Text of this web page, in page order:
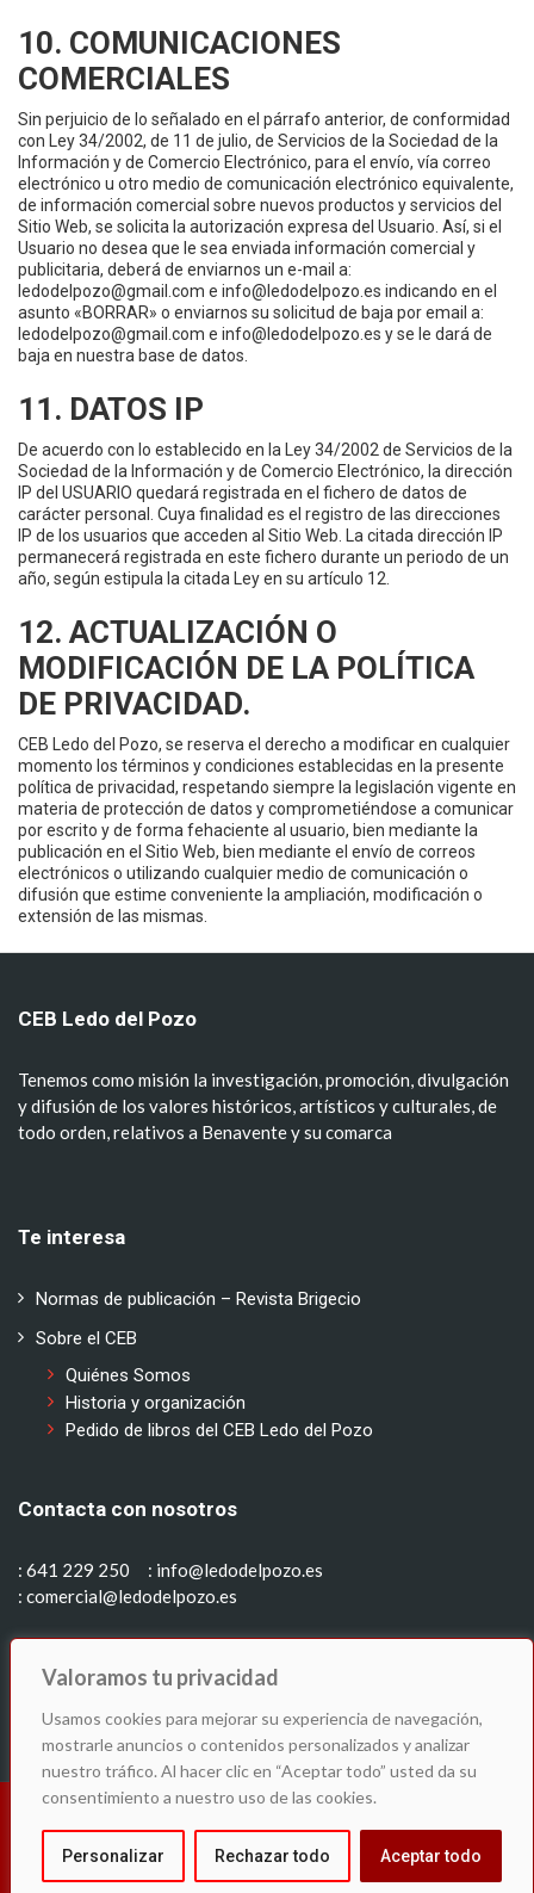
Valoramos tu privacidad
Usamos cookies para mejorar su experiencia de navegación,
mostrarle anuncios o contenidos personalizados y analizar
nuestro tráfico. Al hacer clic en “Aceptar todo” usted da su
consentimiento a nuestro uso de las cookies.
Personalizar Rechazar todo Aceptar todo
10. COMUNICACIONES
COMERCIALES
Sin perjuicio de lo señalado en el párrafo anterior, de conformidad
con Ley 34/2002, de 11 de julio, de Servicios de la Sociedad de la
Información y de Comercio Electrónico, para el envío, vía correo
electrónico u otro medio de comunicación electrónico equivalente,
de información comercial sobre nuevos productos y servicios del
Sitio Web, se solicita la autorización expresa del Usuario. Así, si el
Usuario no desea que le sea enviada información comercial y
publicitaria, deberá de enviarnos un e-mail a:
ledodelpozo@gmail.com e info@ledodelpozo.es indicando en el
asunto «BORRAR» o enviarnos su solicitud de baja por email a:
ledodelpozo@gmail.com e info@ledodelpozo.es y se le dará de
baja en nuestra base de datos.
11. DATOS IP
De acuerdo con lo establecido en la Ley 34/2002 de Servicios de la
Sociedad de la Información y de Comercio Electrónico, la dirección
IP del USUARIO quedará registrada en el fichero de datos de
carácter personal. Cuya finalidad es el registro de las direcciones
IP de los usuarios que acceden al Sitio Web. La citada dirección IP
permanecerá registrada en este fichero durante un periodo de un
año, según estipula la citada Ley en su artículo 12.
12. ACTUALIZACIÓN O
MODIFICACIÓN DE LA POLÍTICA
DE PRIVACIDAD.
CEB Ledo del Pozo, se reserva el derecho a modificar en cualquier
momento los términos y condiciones establecidas en la presente
política de privacidad, respetando siempre la legislación vigente en
materia de protección de datos y comprometiéndose a comunicar
por escrito y de forma fehaciente al usuario, bien mediante la
publicación en el Sitio Web, bien mediante el envío de correos
electrónicos o utilizando cualquier medio de comunicación o
difusión que estime conveniente la ampliación, modificación o
extensión de las mismas.
CEB Ledo del Pozo
Tenemos como misión la investigación, promoción, divulgación
y difusión de los valores históricos, artísticos y culturales, de
todo orden, relativos a Benavente y su comarca
Te interesa
Normas de publicación – Revista Brigecio
Sobre el CEB
Quiénes Somos
Historia y organización
Pedido de libros del CEB Ledo del Pozo
Contacta con nosotros
: 641 229 250
: info@ledodelpozo.es
: comercial@ledodelpozo.es
Política de cookies
Aviso Legal
Política de Privacidad